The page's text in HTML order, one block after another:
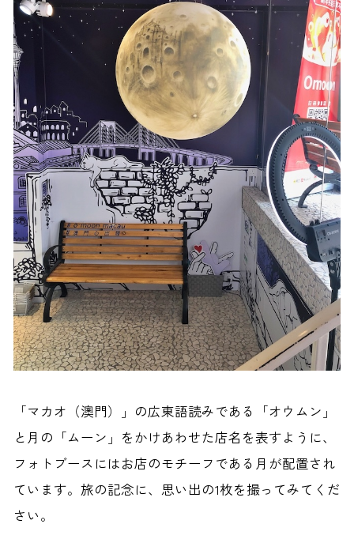
「マカオ（澳門）」の広東語読みである「オウムン」
と月の「ムーン」をかけあわせた店名を表すように、
フォトブースにはお店のモチーフである月が配置され
ています。旅の記念に、思い出の1枚を撮ってみてくだ
さい。